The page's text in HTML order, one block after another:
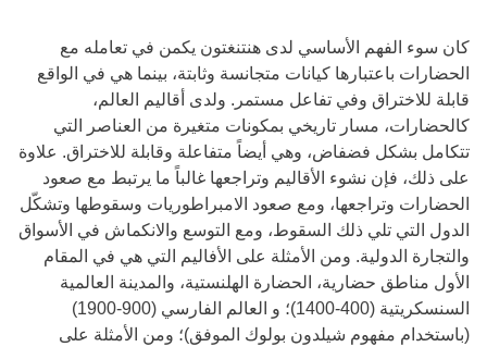
كان سوء الفهم الأساسي لدى هنتنغتون يكمن في تعامله مع
الحضارات باعتبارها كيانات متجانسة وثابتة، بينما هي في الواقع
قابلة للاختراق وفي تفاعل مستمر. ولدى أقاليم العالم،
كالحضارات، مسار تاريخي بمكونات متغيرة من العناصر التي
تتكامل بشكل فضفاض، وهي أيضاً متفاعلة وقابلة للاختراق. علاوة
على ذلك، فإن نشوء الأقاليم وتراجعها غالباً ما يرتبط مع صعود
الحضارات وتراجعها، ومع صعود الامبراطوريات وسقوطها وتشكّل
الدول التي تلي ذلك السقوط، ومع التوسع والانكماش في الأسواق
والتجارة الدولية. ومن الأمثلة على الأفاليم التي هي في المقام
الأول مناطق حضارية، الحضارة الهلنستية، والمدينة العالمية
السنسكريتية (400-1400)؛ و العالم الفارسي (900-1900)
(باستخدام مفهوم شيلدون بولوك الموفق)؛ ومن الأمثلة على